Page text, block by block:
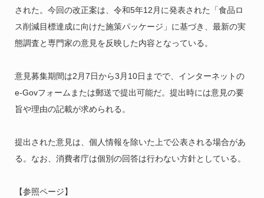
された。今回の改正案は、令和5年12月に発表された「食品ロ
ス削減目標達成に向けた施策パッケージ」に基づき、最新の実
態調査と専門家の意見を反映した内容となっている。
意見募集期間は2月7日から3月10日までで、インターネットの
e-Govフォームまたは郵送で提出可能だ。提出時には意見の要
旨や理由の記載が求められる。
提出された意見は、個人情報を除いた上で公表される場合があ
る。なお、消費者庁は個別の回答は行わない方針としている。
【参照ページ】